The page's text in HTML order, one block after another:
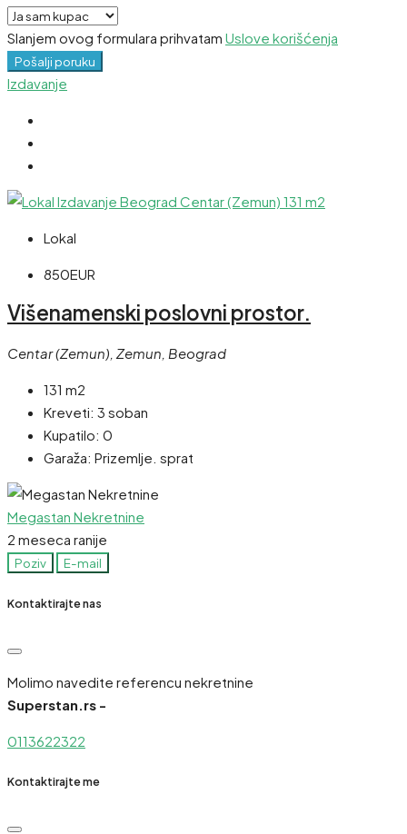
Slanjem ovog formulara prihvatam Uslove korišćenja
Pošalji poruku
Izdavanje
Lokal
850EUR
Višenamenski poslovni prostor.
Centar (Zemun), Zemun, Beograd
131 m2
Kreveti: 3 soban
Kupatilo: 0
Garaža: Prizemlje. sprat
Megastan Nekretnine
2 meseca ranije
Poziv E-mail
Kontaktirajte nas
Molimo navedite referencu nekretnine
Superstan.rs -
0113622322
Kontaktirajte me